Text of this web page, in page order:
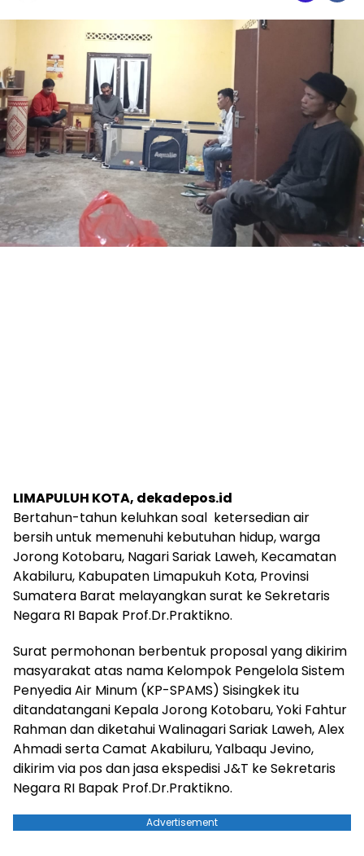
LIMAPULUH KOTA, dekadepos.id
Bertahun-tahun keluhkan soal ketersedian air
bersih untuk memenuhi kebutuhan hidup, warga
Jorong Kotobaru, Nagari Sariak Laweh, Kecamatan
Akabiluru, Kabupaten Limapukuh Kota, Provinsi
Sumatera Barat melayangkan surat ke Sekretaris
Negara RI Bapak Prof.Dr.Praktikno.
Surat permohonan berbentuk proposal yang dikirim
masyarakat atas nama Kelompok Pengelola Sistem
Penyedia Air Minum (KP-SPAMS) Sisingkek itu
ditandatangani Kepala Jorong Kotobaru, Yoki Fahtur
Rahman dan diketahui Walinagari Sariak Laweh, Alex
Ahmadi serta Camat Akabiluru, Yalbaqu Jevino,
dikirim via pos dan jasa ekspedisi J&T ke Sekretaris
Negara RI Bapak Prof.Dr.Praktikno.
Advertisement